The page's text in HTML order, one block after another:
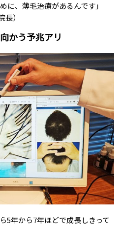
に、薄毛治療があるんです」
）
かう予兆アリ
5年から7年ほどで成長しきって